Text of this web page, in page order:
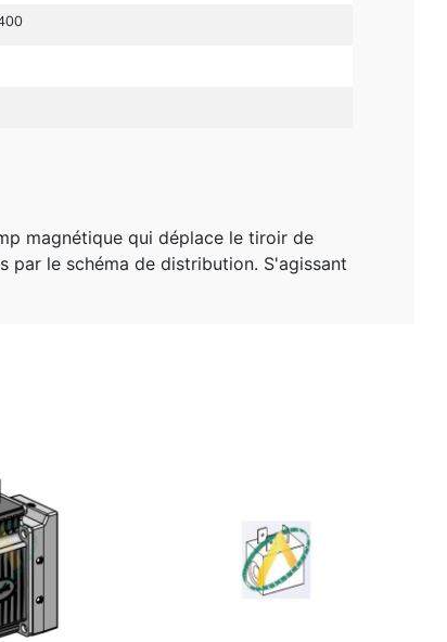
magnétique qui déplace le tiroir de
par le schéma de distribution. S'agissant